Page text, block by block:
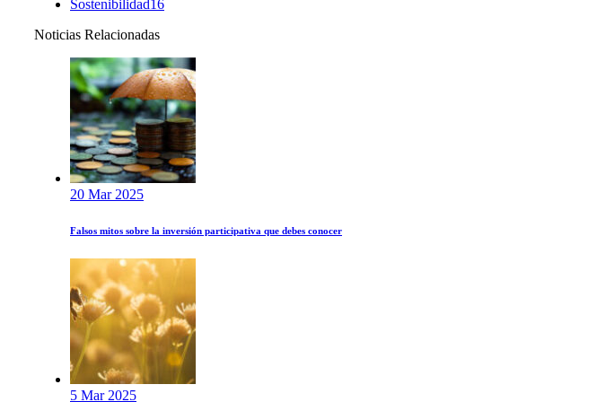
Sostenibilidad16
Noticias Relacionadas
20 Mar 2025
Falsos mitos sobre la inversión participativa que debes conocer
5 Mar 2025